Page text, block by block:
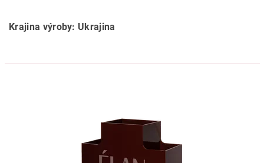
Krajina výroby: Ukrajina